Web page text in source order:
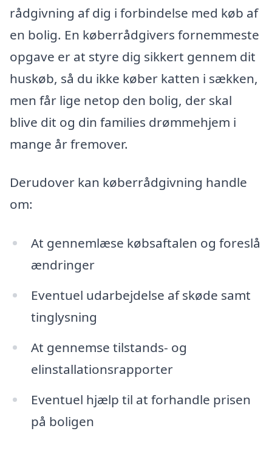
rådgivning af dig i forbindelse med køb af
en bolig. En køberrådgivers fornemmeste
opgave er at styre dig sikkert gennem dit
huskøb, så du ikke køber katten i sækken,
men får lige netop den bolig, der skal
blive dit og din families drømmehjem i
mange år fremover.
Derudover kan køberrådgivning handle
om:
At gennemlæse købsaftalen og foreslå
ændringer
Eventuel udarbejdelse af skøde samt
tinglysning
At gennemse tilstands- og
elinstallationsrapporter
Eventuel hjælp til at forhandle prisen
på boligen